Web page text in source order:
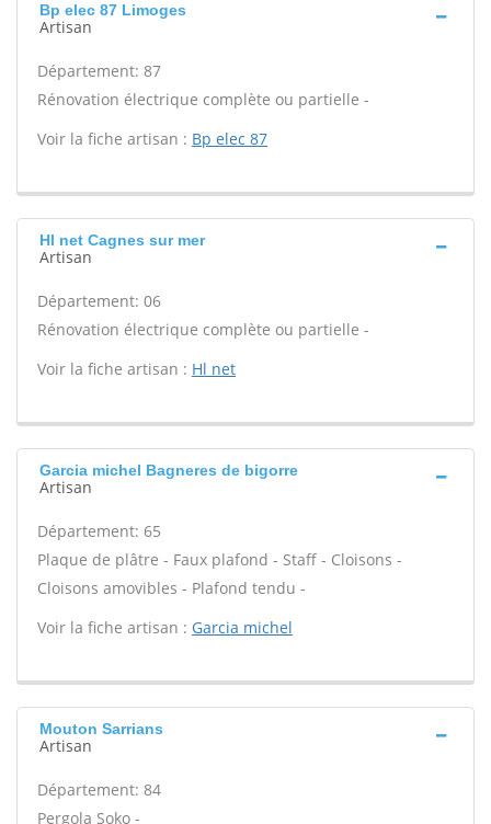
Bp elec 87 Limoges
Artisan
Département: 87
Rénovation électrique complète ou partielle -
Voir la fiche artisan : Bp elec 87
Hl net Cagnes sur mer
Artisan
Département: 06
Rénovation électrique complète ou partielle -
Voir la fiche artisan : Hl net
Garcia michel Bagneres de bigorre
Artisan
Département: 65
Plaque de plâtre - Faux plafond - Staff - Cloisons -
Cloisons amovibles - Plafond tendu -
Voir la fiche artisan : Garcia michel
Mouton Sarrians
Artisan
Département: 84
Pergola Soko -